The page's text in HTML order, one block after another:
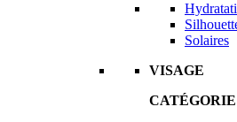
Solaires
VISAGE
CATÉGORIE